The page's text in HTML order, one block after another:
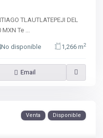
TLAUTLATEPEJI DEL
MXN Te ...
No disponible 1,266 m2
Email
Venta Disponible